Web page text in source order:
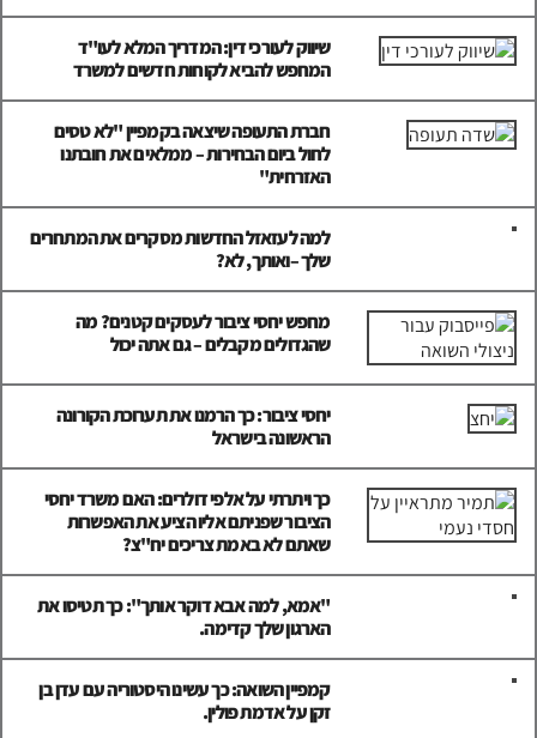
שיווק לעורכי דין: המדריך המלא לעו"ד
המחפש להביא לקוחות חדשים למשרד
חברת התעופה שיצאה בקמפיין "לא טסים
לחול ביום הבחירות – ממלאים את חובתנו
האזרחית"
למה לעזאזל החדשות מסקרים את המתחרים
שלך –ואותך, לא?
מחפש יחסי ציבור לעסקים קטנים? מה
שהגדולים מקבלים – גם אתה יכול
יחסי ציבור: כך הרמנו את תערוכת הקורונה
הראשונה בישראל
כך ויתרתי על אלפי דולרים: האם משרד יחסי
הציבור שפניתם אליו הציע את האפשרות
שאתם לא באמת צריכים יח"צ?
"אמא, למה אבא דוקר אותך": כך תטיסו את
הארגון שלך קדימה.
קמפיין השואה: כך עשינו היסטוריה עם עדן בן
זקן על אדמת פולין.